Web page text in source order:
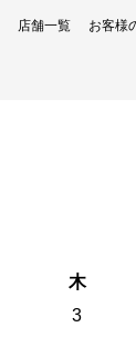
店舗一覧 お客様
木
3